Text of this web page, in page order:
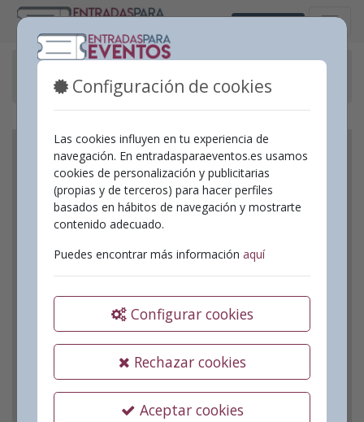
Configuración de cookies
Las cookies influyen en tu experiencia de
navegación. En entradasparaeventos.es usamos
cookies de personalización y publicitarias
(propias y de terceros) para hacer perfiles
basados en hábitos de navegación y mostrarte
contenido adecuado.
Puedes encontrar más información aquí
Configurar cookies
Rechazar cookies
Aceptar cookies
Castellano
Monòleg "Senyora de la comèdia" amb Maria Juan